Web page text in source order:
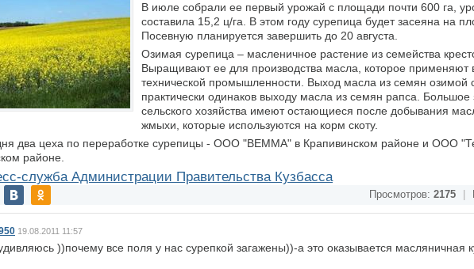
В июле собрали ее первый урожай с площади почти 600 га,
составила 15,2 ц/га. В этом году сурепица будет засеяна на
Посевную планируется завершить до 20 августа.
Озимая сурепица – масленичное растение из семейства
Выращивают ее для производства масла, которое применяют
технической промышленности. Выход масла из семян озимой
практически одинаков выходу масла из семян рапса. Большое
сельского хозяйства имеют остающиеся после добывания
жмыхи, которые используются на корм скоту.
два цеха по переработке сурепицы - ООО "ВЕММА" в Крапивинском районе и ООО
районе.
служба Администрации Правительства Кузбасса
Просмотров: 2175
19.08.2011 11:57
))почему все поля у нас сурепкой загажены))-а это оказывается масляничная